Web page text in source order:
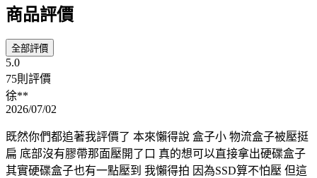
商品評價
全部評價
5.0
75則評價
徐**
2026/07/02
既然你們都追著我評價了 本來懶得說 盒子小 物流盒子被壓挺
扁 底部沒有膠帶那面壓開了口 真的想可以直接拿出硬碟盒子
其實硬碟盒子也有一點壓到 我懶得拍 因為SSD算不怕壓 但這